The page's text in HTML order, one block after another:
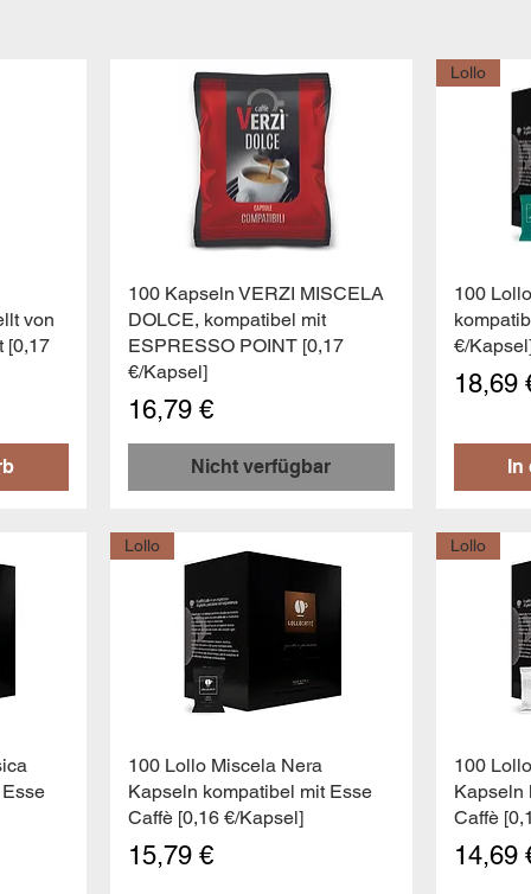
von
[0,17
Schnellansicht
100 Kapseln VERZI MISCELA
DOLCE, kompatibel mit
ESPRESSO POINT [0,17
€/Kapsel]
Preis
16,79 €
Nicht verfügbar
Lollo
100
€/
Preis
18,69
In
Schnellansicht
Lollo
100 Lollo Miscela Nera
Kapseln kompatibel mit Esse
Caffè [0,16 €/Kapsel]
Preis
15,79 €
Lollo
100
Kapseln
Caffè
Preis
14,69